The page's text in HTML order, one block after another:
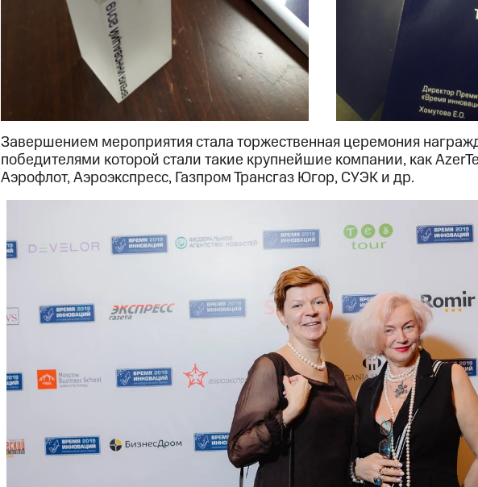
Завершением мероприятия стала торжественная церемония
победителями которой стали такие крупнейшие компании, как
Аэрофлот, Аэроэкспресс, Газпром Трансгаз Югор, СУЭК и др.